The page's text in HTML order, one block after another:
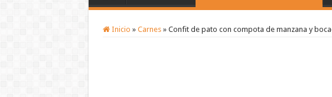
Inicio » Carnes » Confit de pato con compota de manzana y